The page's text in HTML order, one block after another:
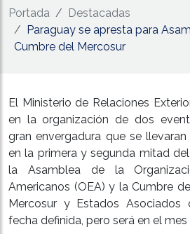
Portada
Destacadas
Paraguay se apresta para
Cumbre del Mercosur
El Ministerio de Relaciones
en la organización de dos
gran envergadura que se
en la primera y segunda mitad
la Asamblea de la
Americanos (OEA) y la Cumbre
Mercosur y Estados
fecha definida, pero será en el mes